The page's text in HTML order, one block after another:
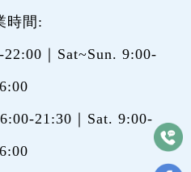
時間:
｜Sat~Sun. 9:00-
21:30｜Sat. 9:00-